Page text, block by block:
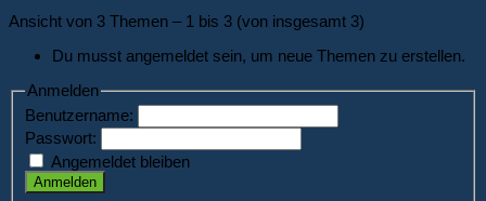
Ansicht von 3 Themen – 1 bis 3 (von insgesamt 3)
Du musst angemeldet sein, um neue Themen zu erstellen.
Anmelden
Benutzername:
Passwort:
Angemeldet bleiben
Anmelden